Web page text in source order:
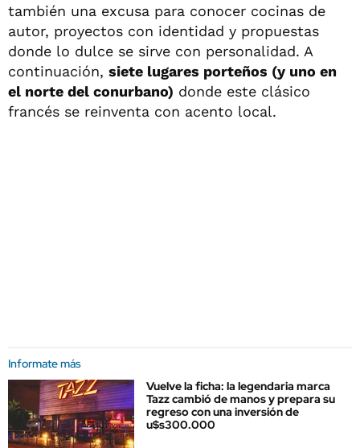
también una excusa para conocer cocinas de
autor, proyectos con identidad y propuestas
donde lo dulce se sirve con personalidad. A
continuación, siete lugares porteños (y uno en
el norte del conurbano) donde este clásico
francés se reinventa con acento local.
Informate más
Vuelve la ficha: la legendaria marca
Tazz cambió de manos y prepara su
regreso con una inversión de
u$s300.000